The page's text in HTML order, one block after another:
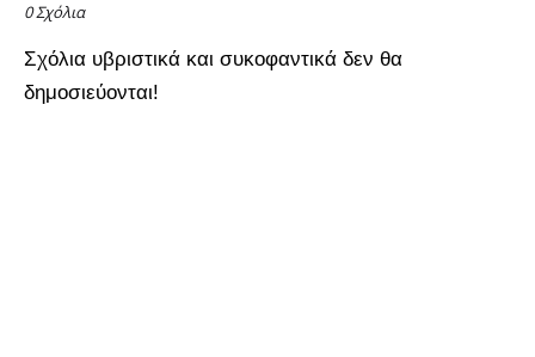
0 Σχόλια
Σχόλια υβριστικά και συκοφαντικά δεν θα
δημοσιεύονται!